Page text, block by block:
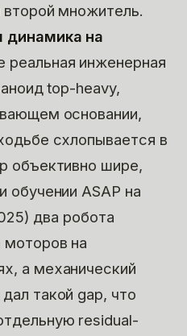
множитель.
динамика на
инженерная
top-heavy,
основании,
схлопывается в
объективно шире,
обучении ASAP на
два робота
на
а механический
такой gap, что
residual-